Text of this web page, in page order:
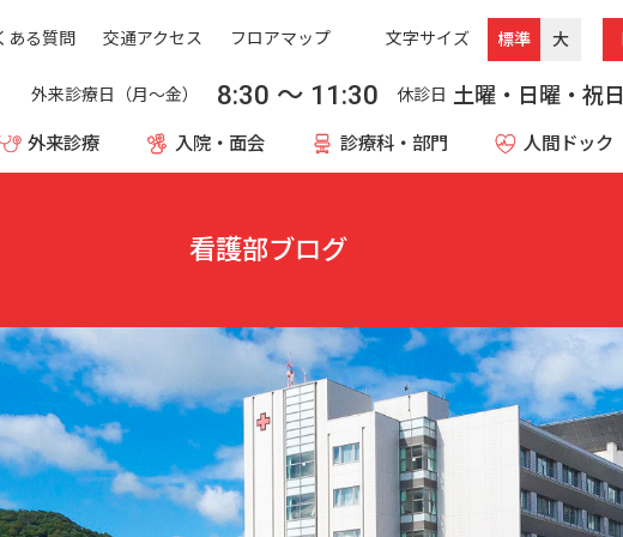
ある質問 交通アクセス フロアマップ 文字サイズ 標準 大
外来診療日（月〜金） 8:30 〜 11:30 休診日 土曜・日曜・祝日
外来診療 入院・面会 診療科・部門 人間ドック
看護部ブログ